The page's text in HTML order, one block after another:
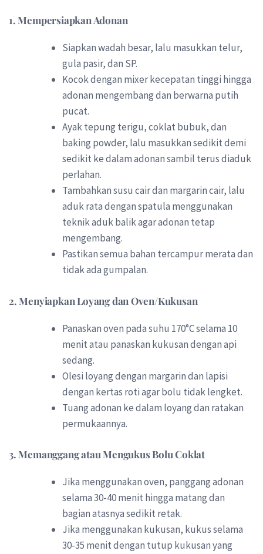
1. Mempersiapkan Adonan
Siapkan wadah besar, lalu masukkan telur,
gula pasir, dan SP.
Kocok dengan mixer kecepatan tinggi hingga
adonan mengembang dan berwarna putih
pucat.
Ayak tepung terigu, coklat bubuk, dan
baking powder, lalu masukkan sedikit demi
sedikit ke dalam adonan sambil terus diaduk
perlahan.
Tambahkan susu cair dan margarin cair, lalu
aduk rata dengan spatula menggunakan
teknik aduk balik agar adonan tetap
mengembang.
Pastikan semua bahan tercampur merata dan
tidak ada gumpalan.
2. Menyiapkan Loyang dan Oven/Kukusan
Panaskan oven pada suhu 170°C selama 10
menit atau panaskan kukusan dengan api
sedang.
Olesi loyang dengan margarin dan lapisi
dengan kertas roti agar bolu tidak lengket.
Tuang adonan ke dalam loyang dan ratakan
permukaannya.
3. Memanggang atau Mengukus Bolu Coklat
Jika menggunakan oven, panggang adonan
selama 30-40 menit hingga matang dan
bagian atasnya sedikit retak.
Jika menggunakan kukusan, kukus selama
30-35 menit dengan tutup kukusan yang